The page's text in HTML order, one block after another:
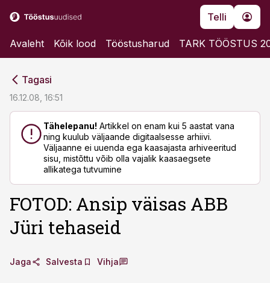
Telli
Avaleht Kõik lood Tööstusharud TARK TÖÖSTUS
Tagasi
16.12.08, 16:51
Tähelepanu! Artikkel on enam kui 5 aastat vana
ning kuulub väljaande digitaalsesse arhiivi.
Väljaanne ei uuenda ega kaasajasta arhiveeritud
sisu, mistõttu võib olla vajalik kaasaegsete
allikatega tutvumine
FOTOD: Ansip väisas ABB
Jüri tehaseid
Jaga Salvesta Vihja